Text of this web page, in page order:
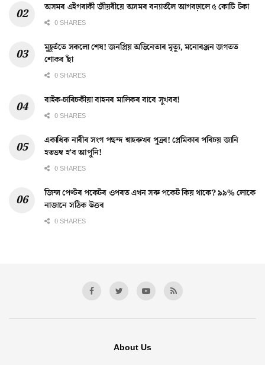
অসমৰ এইগৰাকী জীয়ৰীয়ে অসমৰ বন্যাৰ্তলৈ আগবঢ়ালে ৫ কোটি টকা
0 SHARES
মুহূৰ্ততে সকলো শেষ! জনপ্ৰিয় অভিনেতাৰ মৃত্যু, মনোৰঞ্জন জগতত
শোকৰ ছাঁ
0 SHARES
বাইক-চাৰিচকীয়া বাহনৰ মালিকৰ বাবে সুখবৰ!
0 SHARES
একাধিক নাৰীৰ সংগ পছন্দ শ্বাহৰুখৰ পুত্ৰৰ! প্ৰেমিকাৰ পৰিচয় জানি
হতভম্ব হ’ব আপুনি!
0 SHARES
জিন্স পেণ্টৰ পকেটৰ ওপৰত এখন সৰু পকেট কিয় থাকে? ৯৯% লোকে
নাজানে সঠিক উত্তৰ
0 SHARES
About Us